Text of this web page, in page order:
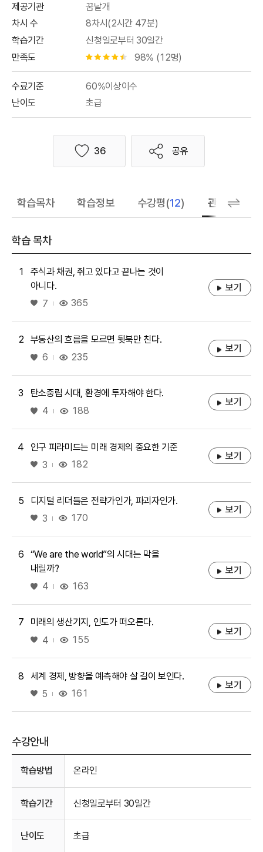
제공기관
꿈날개
차시 수
8차시(2시간 47분)
학습기간
신청일로부터 30일간
만족도
별점 4.5개 98% (12명)
수료기준
60%이상이수
난이도
초급
좋아요
36 공유
학습목차 학습정보 수강평(12) 관련 추천 학
학습 목차
1
주식과 채권, 쥐고 있다고 끝나는 것이
아니다.
좋아요
7 365
보기
2
부동산의 흐름을 모르면 뒷북만 친다.
좋아요
6 235
보기
3
탄소중립 시대, 환경에 투자해야 한다.
좋아요
4 188
보기
4
인구 피라미드는 미래 경제의 중요한 기준
좋아요
3 182
보기
5
디지털 리더들은 전략가인가, 파괴자인가.
좋아요
3 170
보기
6
“We are the world”의 시대는 막을
내릴까?
좋아요
4 163
보기
7
미래의 생산기지, 인도가 떠오른다.
좋아요
4 155
보기
8
세계 경제, 방향을 예측해야 살 길이 보인다.
좋아요
5 161
보기
수강안내
학습방법 온라인
학습기간 신청일로부터 30일간
난이도 초급